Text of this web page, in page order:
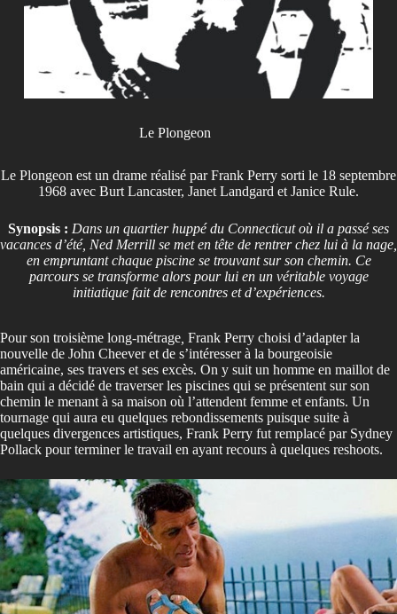
Le Plongeon
Le Plongeon est un drame réalisé par Frank Perry sorti le 18 septembre
1968 avec Burt Lancaster, Janet Landgard et Janice Rule.
Synopsis : Dans un quartier huppé du Connecticut où il a passé ses
vacances d’été, Ned Merrill se met en tête de rentrer chez lui à la nage,
en empruntant chaque piscine se trouvant sur son chemin. Ce
parcours se transforme alors pour lui en un véritable voyage
initiatique fait de rencontres et d’expériences.
Pour son troisième long-métrage Frank Perry choisi d’adapter la
nouvelle de John Cheever et de s’intéresser à la bourgeoisie
américaine, ses travers et ses excès. On y suit un homme en maillot de
bain qui a décidé de traverser les piscines qui se présentent sur son
chemin le menant à sa maison où l’attendent femme et enfants. Un
tournage qui aura eu quelques rebondissements puisque suite à
quelques divergences artistiques, Frank Perry fut remplacé par Sydney
Pollack pour terminer le travail en ayant recours à quelques reshoots.